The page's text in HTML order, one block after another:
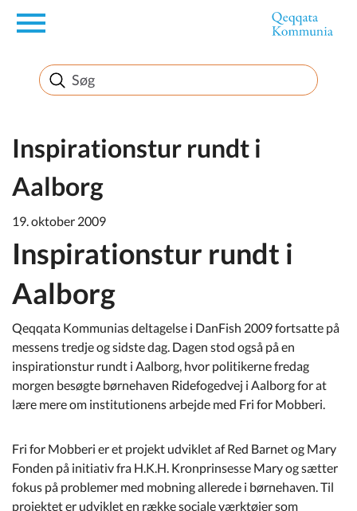
en
Borger
Erhverv
Politik
Turisme
Selvbetjening
Kommuneplan
Om Kommunen
Inspirationstur rundt i
Aalborg
19. oktober 2009
Inspirationstur rundt i
Aalborg
Qeqqata Kommunias deltagelse i DanFish 2009 fortsatte på
messens tredje og sidste dag. Dagen stod også på en
inspirationstur rundt i Aalborg, hvor politikerne fredag
morgen besøgte børnehaven Ridefogedvej i Aalborg for at
lære mere om institutionens arbejde med Fri for Mobberi.
Fri for Mobberi er et projekt udviklet af Red Barnet og Mary
Fonden på initiativ fra H.K.H. Kronprinsesse Mary og sætter
fokus på problemer med mobning allerede i børnehaven. Til
projektet er udviklet en række sociale værktøjer som